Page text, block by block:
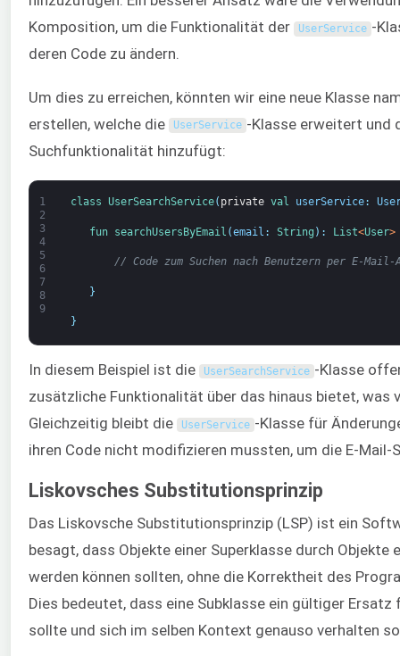
Komposition, um die Funktionalität der
UserService -
deren Code zu ändern.
Um dies zu erreichen, könnten wir eine neue Klasse
erstellen, welche die
UserService -Klasse erweitert und
Suchfunktionalität hinzufügt:
1
2
3
4
5
6
7
8
9
class UserSearchService( private val userService:
fun searchUsersByEmail (email : String ) : List<User>
// Code zum Suchen nach Benutzern per E-Mail-
}
}
In diesem Beispiel ist die UserSearchService -Klasse
zusätzliche Funktionalität über das hinaus bietet, was
Gleichzeitig bleibt die
UserService -Klasse für
ihren Code nicht modifizieren mussten, um die E-
Liskovsches Substitutionsprinzip
Das Liskovsche Substitutionsprinzip (LSP) ist ein
besagt, dass Objekte einer Superklasse durch Objekte
werden können sollten, ohne die Korrektheit des
Dies bedeutet, dass eine Subklasse ein gültiger Ersatz
sollte und sich im selben Kontext genauso verhalten